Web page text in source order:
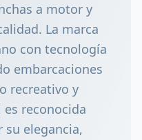
a motor y
La marca
con tecnología
embarcaciones
recreativo y
reconocida
elegancia,